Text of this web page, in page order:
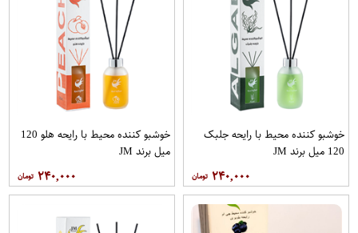
خوشبو کننده محیط با رایحه جلبک
120 میل برند JM
۲۴۰,۰۰۰
خوشبو کننده محیط با رایحه هلو 120
میل برند JM
۲۴۰,۰۰۰